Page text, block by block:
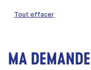
Tout effacer
MA DEMANDE